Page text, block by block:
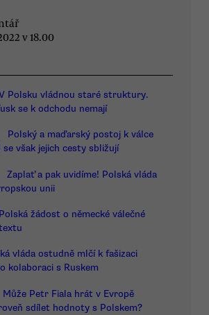
v 18.00
Polsku vládnou staré struktury.
se k odchodu nemají
Polský a maďarský postoj k válce
však jejich cesty sbližují
Zaplať a pak uvidíme! Polská vláda
unii
Polská žádost o německé válečné
vláda ostudně mlčí k fašizaci
kolaboraci s Ruskem
Může Petr Fiala hrát v Evropě
sdílet hodnoty s Polskem?